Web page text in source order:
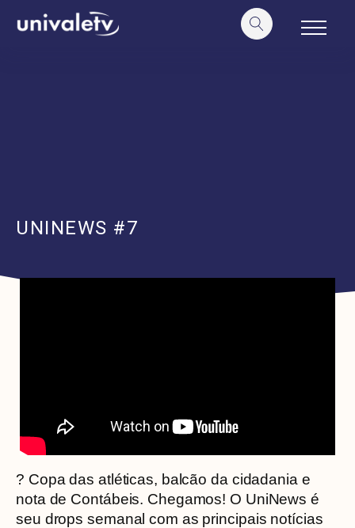
conteúdo
UNINEWS #7
? Copa das atléticas, balcão da cidadania e
nota de Contábeis. Chegamos! O UniNews é
seu drops semanal com as principais notícias